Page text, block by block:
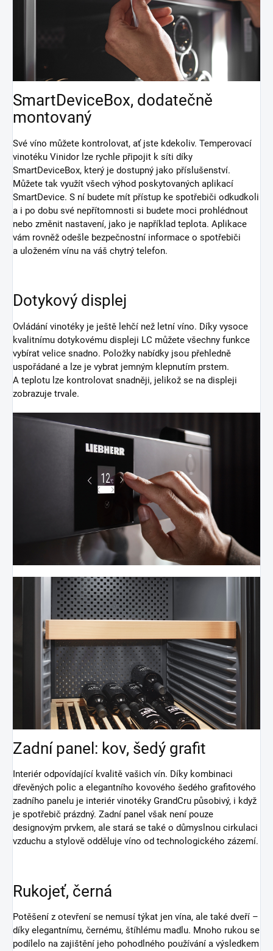
SmartDeviceBox, dodatečně
montovaný
Své víno můžete kontrolovat, ať jste kdekoliv. Temperovací
vinotéku Vinidor lze rychle připojit k síti díky
SmartDeviceBox, který je dostupný jako příslušenství.
Můžete tak využít všech výhod poskytovaných aplikací
SmartDevice. S ní budete mít přístup ke spotřebiči odkudkoli
a i po dobu své nepřítomnosti si budete moci prohlédnout
nebo změnit nastavení, jako je například teplota. Aplikace
vám rovněž odešle bezpečnostní informace o spotřebiči
a uloženém vínu na váš chytrý telefon.
Dotykový displej
Ovládání vinotéky je ještě lehčí než letní víno. Díky vysoce
kvalitnímu dotykovému displeji LC můžete všechny funkce
vybírat velice snadno. Položky nabídky jsou přehledně
uspořádané a lze je vybrat jemným klepnutím prstem.
A teplotu lze kontrolovat snadněji, jelikož se na displeji
zobrazuje trvale.
Zadní panel: kov, šedý grafit
Interiér odpovídající kvalitě vašich vín. Díky kombinaci
dřevěných polic a elegantního kovového šedého grafitového
zadního panelu je interiér vinotéky GrandCru působivý, i když
je spotřebič prázdný. Zadní panel však není pouze
designovým prvkem, ale stará se také o důmyslnou cirkulaci
vzduchu a stylově odděluje víno od technologického zázemí.
Rukojeť, černá
Potěšení z otevření se nemusí týkat jen vína, ale také dveří –
díky elegantnímu, černému, štíhlému madlu. Mnoho rukou se
podílelo na zajištění jeho pohodlného používání a výsledkem